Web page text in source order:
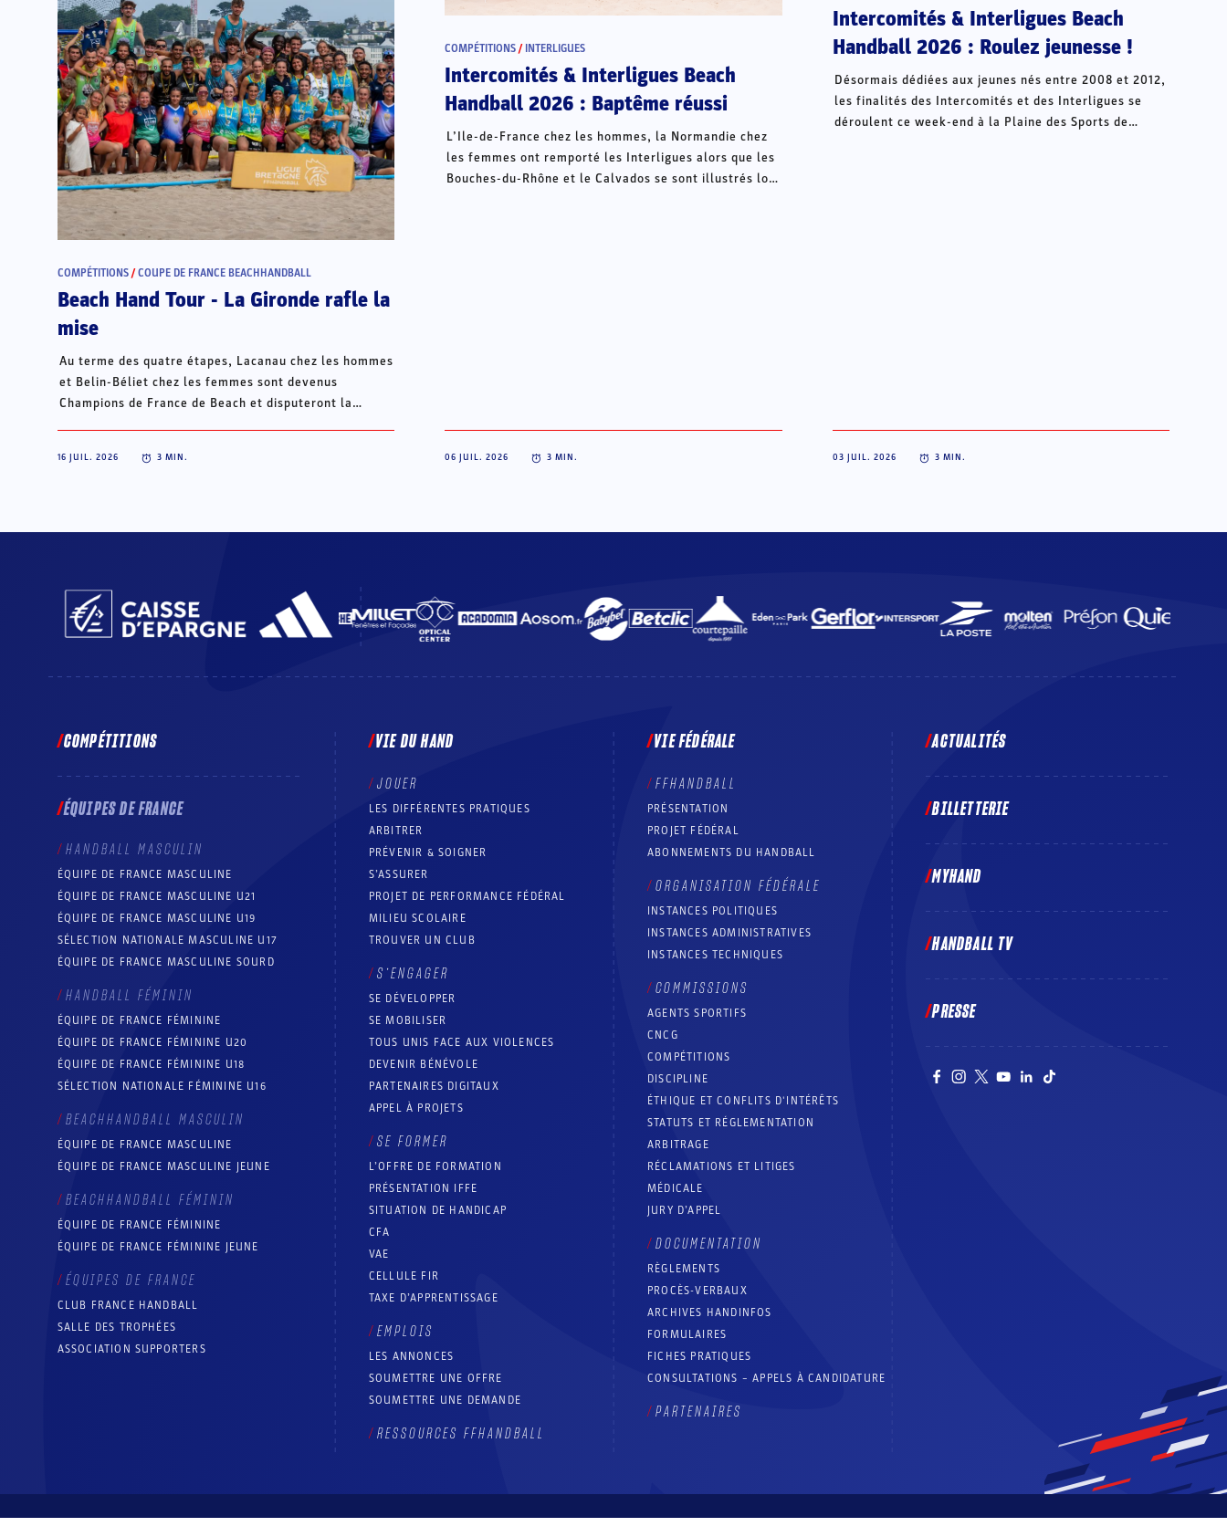
COMPÉTITIONS /COUPE DE FRANCE BEACHHANDBALL
Beach Hand Tour - La Gironde rafle la
mise
Au terme des quatre étapes, Lacanau chez les hommes
et Belin-Béliet chez les femmes sont devenus
Champions de France de Beach et disputeront la
16 JUIL. 2026 3 MIN.
COMPÉTITIONS / INTERLIGUES
Intercomités & Interligues Beach
Handball 2026 : Baptême réussi
L’Ile-de-France chez les hommes, la Normandie chez
les femmes ont remporté les Interligues alors que les
Bouches-du-Rhône et le Calvados se sont illustrés lors
06 JUIL. 2026 3 MIN.
Intercomités & Interligues Beach
Handball 2026 : Roulez jeunesse !
Désormais dédiées aux jeunes nés entre 2008 et 2012,
les finalités des Intercomités et des Interligues se
déroulent ce week-end à la Plaine des Sports de
03 JUIL. 2026 3 MIN.
COMPÉTITIONS
ÉQUIPES DE FRANCE
HANDBALL MASCULIN
ÉQUIPE DE FRANCE MASCULINE
ÉQUIPE DE FRANCE MASCULINE U21
ÉQUIPE DE FRANCE MASCULINE U19
SÉLECTION NATIONALE MASCULINE U17
ÉQUIPE DE FRANCE MASCULINE SOURD
HANDBALL FÉMININ
ÉQUIPE DE FRANCE FÉMININE
ÉQUIPE DE FRANCE FÉMININE U20
ÉQUIPE DE FRANCE FÉMININE U18
SÉLECTION NATIONALE FÉMININE U16
BEACHHANDBALL MASCULIN
ÉQUIPE DE FRANCE MASCULINE
ÉQUIPE DE FRANCE MASCULINE JEUNE
BEACHHANDBALL FÉMININ
ÉQUIPE DE FRANCE FÉMININE
ÉQUIPE DE FRANCE FÉMININE JEUNE
ÉQUIPES DE FRANCE
CLUB FRANCE HANDBALL
SALLE DES TROPHÉES
ASSOCIATION SUPPORTERS
VIE DU HAND
JOUER
LES DIFFÉRENTES PRATIQUES
ARBITRER
PRÉVENIR & SOIGNER
S’ASSURER
PROJET DE PERFORMANCE FÉDÉRAL
MILIEU SCOLAIRE
TROUVER UN CLUB
S’ENGAGER
SE DÉVELOPPER
SE MOBILISER
TOUS UNIS FACE AUX VIOLENCES
DEVENIR BÉNÉVOLE
PARTENAIRES DIGITAUX
APPEL À PROJETS
SE FORMER
L’OFFRE DE FORMATION
PRÉSENTATION IFFE
SITUATION DE HANDICAP
CFA
VAE
CELLULE FIR
TAXE D’APPRENTISSAGE
EMPLOIS
LES ANNONCES
SOUMETTRE UNE OFFRE
SOUMETTRE UNE DEMANDE
RESSOURCES FFHANDBALL
VIE FÉDÉRALE
FFHANDBALL
PRÉSENTATION
PROJET FÉDÉRAL
ABONNEMENTS DU HANDBALL
ORGANISATION FÉDÉRALE
INSTANCES POLITIQUES
INSTANCES ADMINISTRATIVES
INSTANCES TECHNIQUES
COMMISSIONS
AGENTS SPORTIFS
CNCG
COMPÉTITIONS
DISCIPLINE
ÉTHIQUE ET CONFLITS D'INTÉRÊTS
STATUTS ET RÉGLEMENTATION
ARBITRAGE
RÉCLAMATIONS ET LITIGES
MÉDICALE
JURY D’APPEL
DOCUMENTATION
RÈGLEMENTS
PROCÈS-VERBAUX
ARCHIVES HANDINFOS
FORMULAIRES
FICHES PRATIQUES
CONSULTATIONS – APPELS À CANDIDATURE
PARTENAIRES
ACTUALITÉS
BILLETTERIE
MYHAND
HANDBALL TV
PRESSE